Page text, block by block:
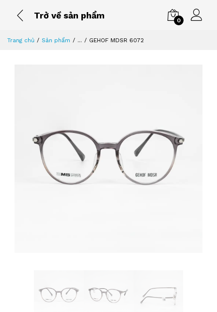
Trở về sản phẩm
0
Trang chủ Sản phẩm ... GEHOF MDSR 6072